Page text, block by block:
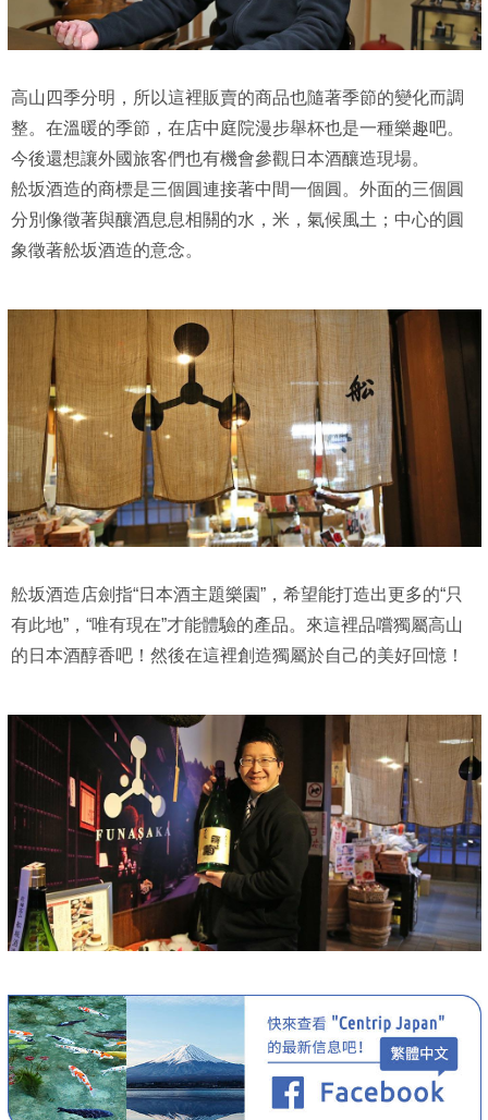
高山四季分明，所以這裡販賣的商品也隨著季節的變化而調
整。在溫暖的季節，在店中庭院漫步舉杯也是一種樂趣吧。
今後還想讓外國旅客們也有機會參觀日本酒釀造現場。
舩坂酒造的商標是三個圓連接著中間一個圓。外面的三個圓
分別像徵著與釀酒息息相關的水，米，氣候風土；中心的圓
象徵著舩坂酒造的意念。
舩坂酒造店劍指“日本酒主題樂園”，希望能打造出更多的“只
有此地”，“唯有現在”才能體驗的產品。來這裡品嚐獨屬高山
的日本酒醇香吧！然後在這裡創造獨屬於自己的美好回憶！